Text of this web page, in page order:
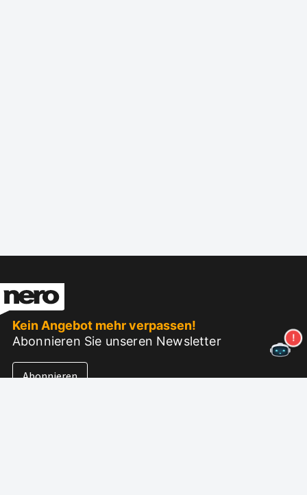
Kein Angebot mehr verpassen!
Abonnieren Sie unseren Newsletter
Abonnieren